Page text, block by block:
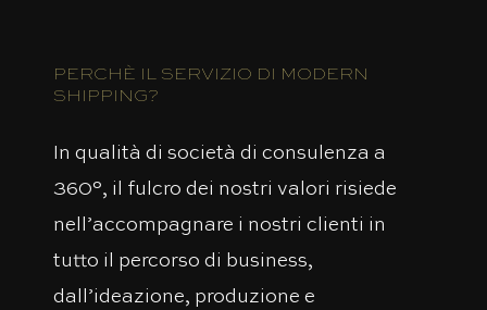
PERCHÈ IL SERVIZIO DI MODERN
SHIPPING?
In qualità di società di consulenza a
360°, il fulcro dei nostri valori risiede
nell’accompagnare i nostri clienti in
tutto il percorso di business,
dall’ideazione, produzione e